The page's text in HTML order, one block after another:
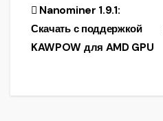
Навигация
по
Nanominer 1.9.1:
Скачать с поддержкой
KAWPOW для AMD GPU